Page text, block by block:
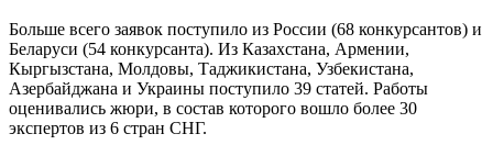
Больше всего заявок поступило из России (68 конкурсантов) и
Беларуси (54 конкурсанта). Из Казахстана, Армении,
Кыргызстана, Молдовы, Таджикистана, Узбекистана,
Азербайджана и Украины поступило 39 статей. Работы
оценивались жюри, в состав которого вошло более 30
экспертов из 6 стран СНГ.